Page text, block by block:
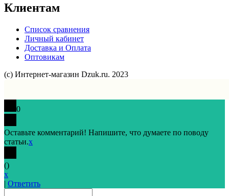
Клиентам
Список сравнения
Личный кабинет
Доставка и Оплата
Оптовикам
(с) Интернет-магазин Dzuk.ru. 2023
0
Оставьте комментарий! Напишите, что думаете по поводу
статьи.x
()
x
| Ответить